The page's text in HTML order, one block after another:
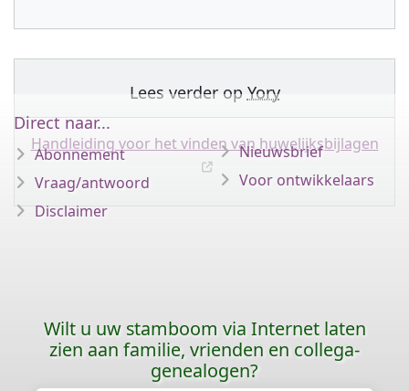
Lees verder op Yory
Handleiding voor het vinden van huwelijksbijlagen
Direct naar...
Abonnement
Vraag/antwoord
Disclaimer
Nieuwsbrief
Voor ontwikkelaars
Wilt u uw stamboom via Internet laten
zien aan familie, vrienden en collega-
genealogen?